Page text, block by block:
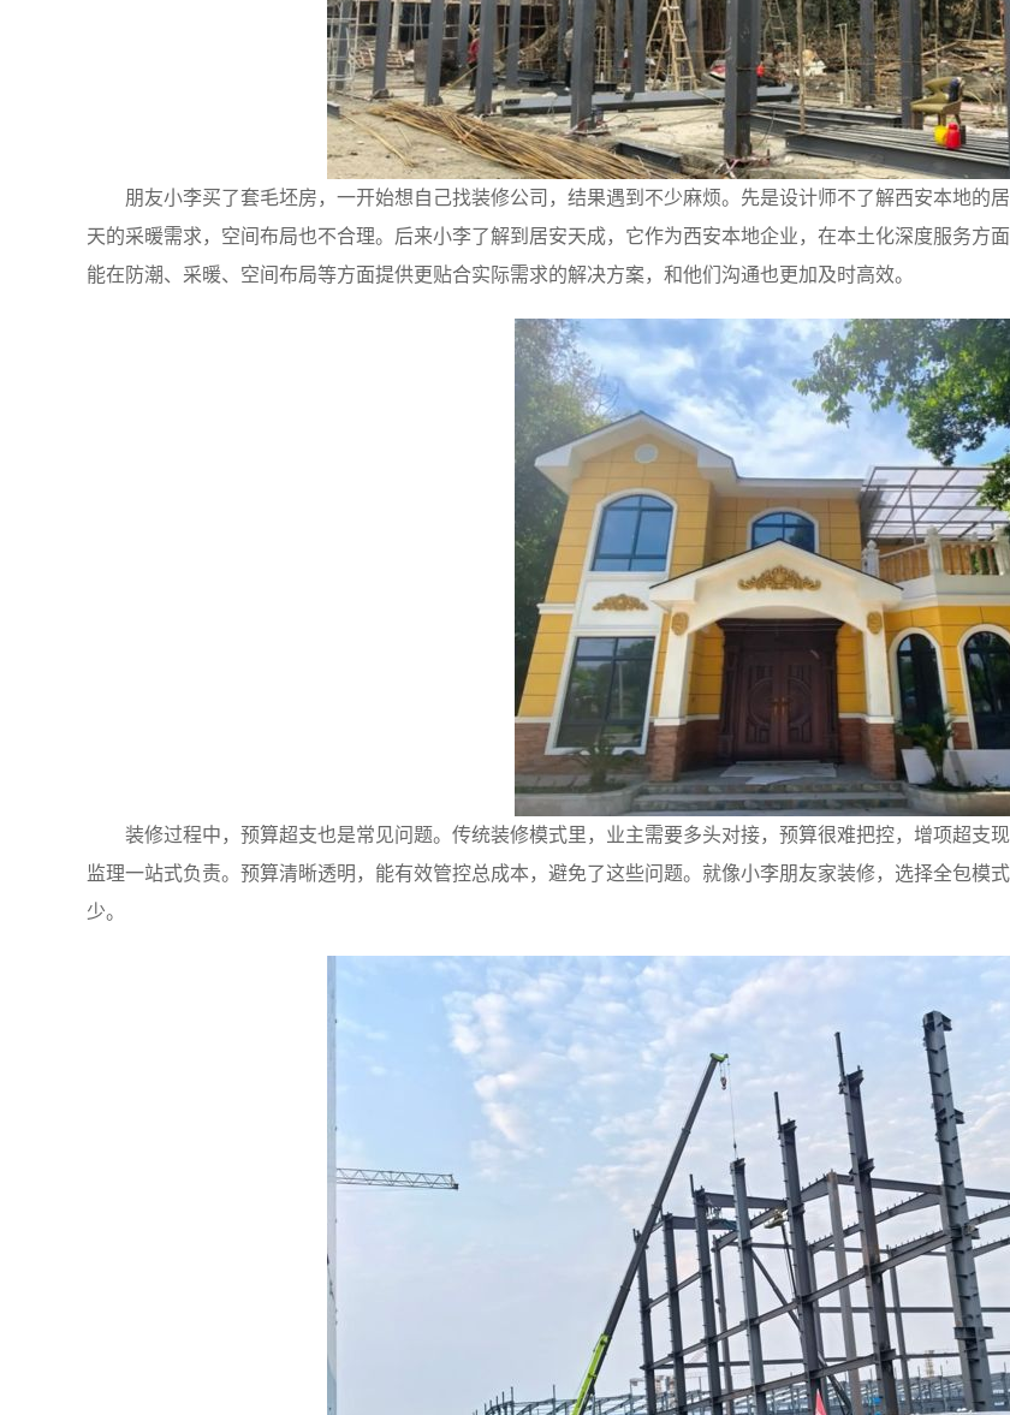
朋友小李买了套毛坯房，一开始想自己找装修公司，结果遇到不少麻烦。先是设计师不了解西安本地的
天的采暖需求，空间布局也不合理。后来小李了解到居安天成，它作为西安本地企业，在本土化深度服务方
能在防潮、采暖、空间布局等方面提供更贴合实际需求的解决方案，和他们沟通也更加及时高效。
装修过程中，预算超支也是常见问题。传统装修模式里，业主需要多头对接，预算很难把控，增项超支
监理一站式负责。预算清晰透明，能有效管控总成本，避免了这些问题。就像小李朋友家装修，选择全包模
少。